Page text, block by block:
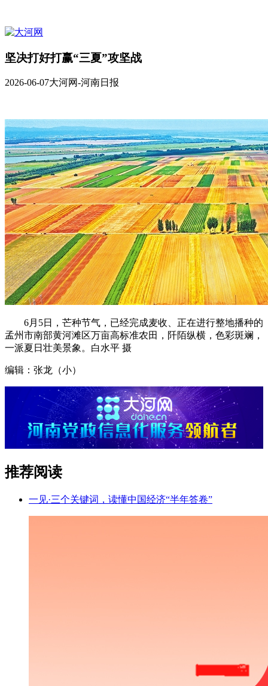
坚决打好打赢“三夏”攻坚战
2026-06-07大河网-河南日报
6月5日，芒种节气，已经完成麦收、正在进行整地播种的
孟州市南部黄河滩区万亩高标准农田，阡陌纵横，色彩斑斓，
一派夏日壮美景象。白水平 摄
编辑：张龙（小）
推荐阅读
一见·三个关键词，读懂中国经济“半年答卷”